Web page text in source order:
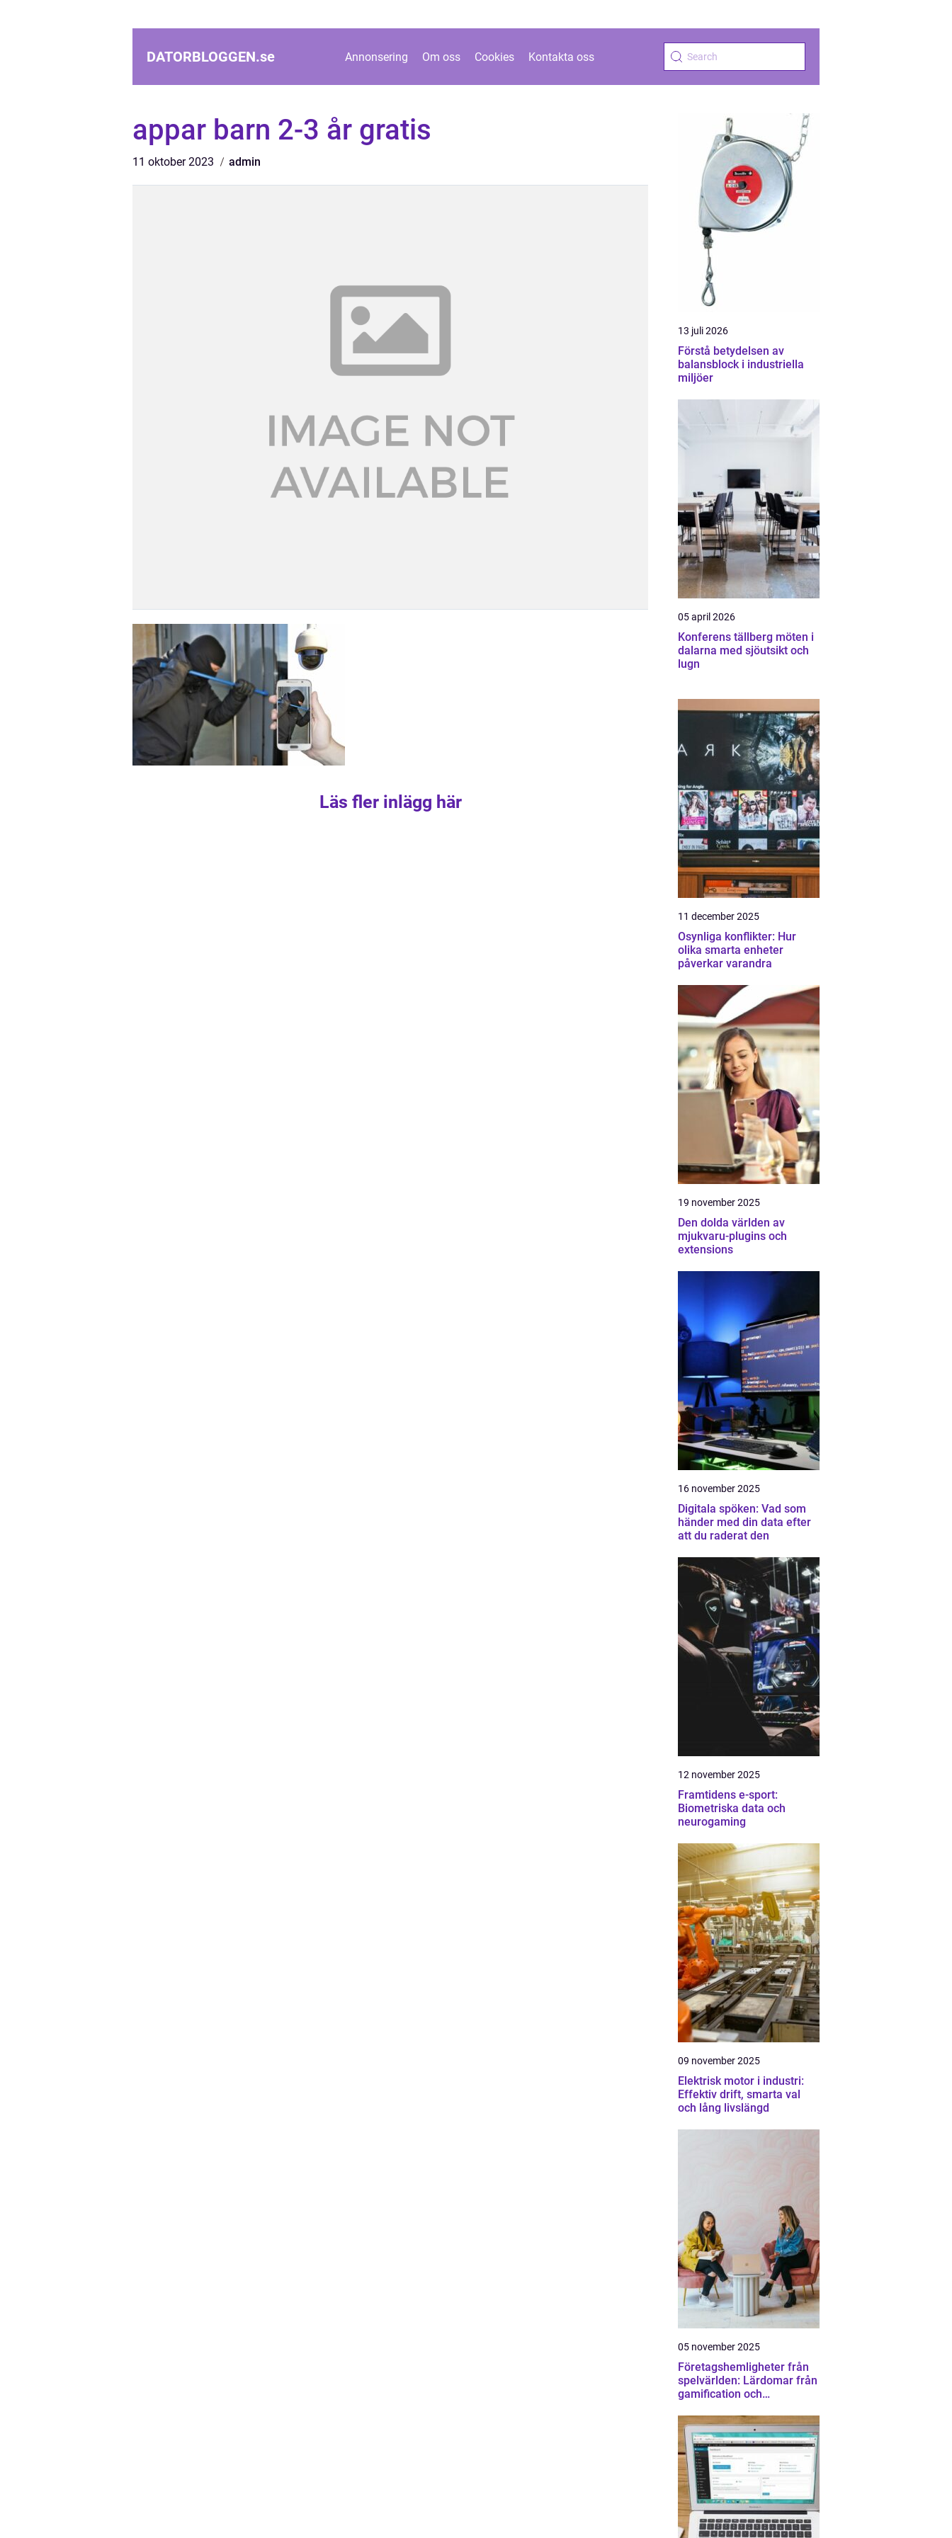
DATORBLOGGEN.se Annonsering Om oss Cookies Kontakta oss
appar barn 2-3 år gratis
11 oktober 2023 admin
Läs fler inlägg här
13 juli 2026
Förstå betydelsen av
balansblock i industriella
miljöer
05 april 2026
Konferens tällberg möten i
dalarna med sjöutsikt och
lugn
11 december 2025
Osynliga konflikter: Hur
olika smarta enheter
påverkar varandra
19 november 2025
Den dolda världen av
mjukvaru-plugins och
extensions
16 november 2025
Digitala spöken: Vad som
händer med din data efter
att du raderat den
12 november 2025
Framtidens e-sport:
Biometriska data och
neurogaming
09 november 2025
Elektrisk motor i industri:
Effektiv drift, smarta val
och lång livslängd
05 november 2025
Företagshemligheter från
spelvärlden: Lärdomar från
gamification och